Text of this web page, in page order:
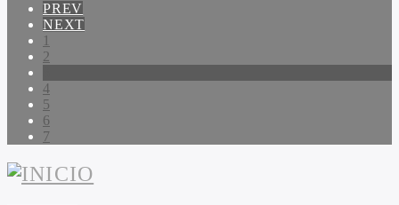
PREV
NEXT
1
2
4
5
6
7